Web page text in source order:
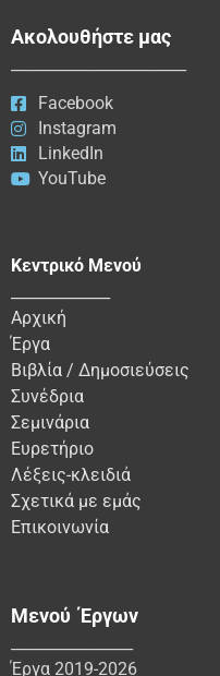
Ακολουθήστε μας
Facebook
Instagram
LinkedIn
YouTube
Κεντρικό Μενού
Αρχική
Έργα
Βιβλία / Δημοσιεύσεις
Συνέδρια
Σεμινάρια
Ευρετήριο
Λέξεις-κλειδιά
Σχετικά με εμάς
Επικοινωνία
Μενού Έργων
Έργα 2019-2026